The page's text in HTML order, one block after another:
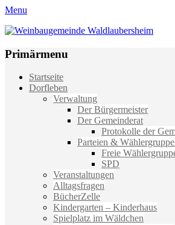
Menu
Weinbaugemeinde Waldlaubersheim
Primärmenu
Weiter
zum
Startseite
Dorfleben
Verwaltung
Der Bürgermeister
Der Gemeinderat
Protokolle der
Parteien &
Freie
SPD
Veranstaltungen
Alltagsfragen
BücherZelle
Kindergarten – Kinderhaus
Spielplatz im Wäldchen